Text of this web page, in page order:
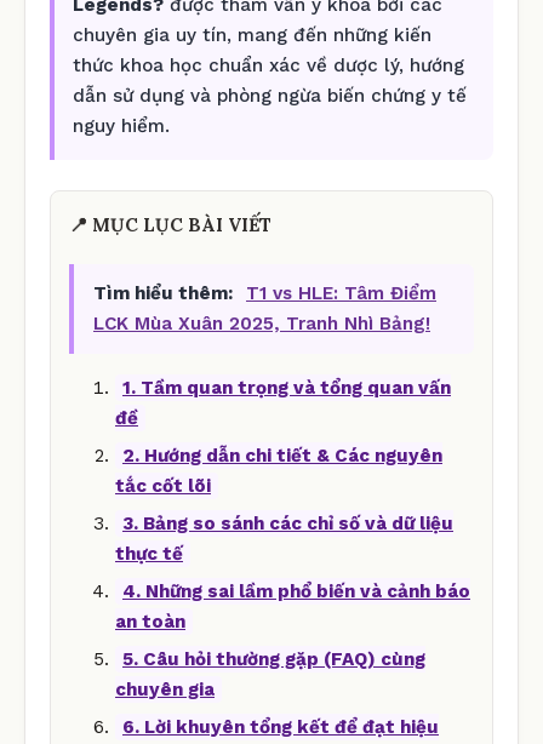
Legends? được tham vấn y khoa bởi các
chuyên gia uy tín, mang đến những kiến
thức khoa học chuẩn xác về dược lý, hướng
dẫn sử dụng và phòng ngừa biến chứng y tế
nguy hiểm.
📍 MỤC LỤC BÀI VIẾT
Tìm hiểu thêm:
T1 vs HLE: Tâm Điểm
LCK Mùa Xuân 2025, Tranh Nhì Bảng!
1. Tầm quan trọng và tổng quan vấn
đề
2. Hướng dẫn chi tiết & Các nguyên
tắc cốt lõi
3. Bảng so sánh các chỉ số và dữ liệu
thực tế
4. Những sai lầm phổ biến và cảnh báo
an toàn
5. Câu hỏi thường gặp (FAQ) cùng
chuyên gia
6. Lời khuyên tổng kết để đạt hiệu